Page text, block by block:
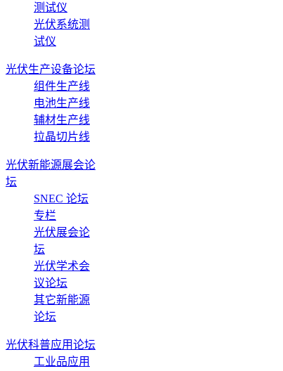
测试仪
光伏系统测
试仪
光伏生产设备论坛
组件生产线
电池生产线
辅材生产线
拉晶切片线
光伏新能源展会论
坛
SNEC 论坛
专栏
光伏展会论
坛
光伏学术会
议论坛
其它新能源
论坛
光伏科普应用论坛
工业品应用